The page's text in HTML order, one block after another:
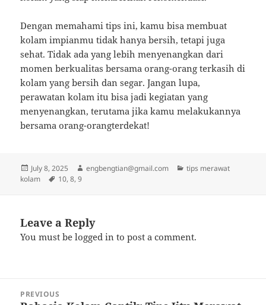
Dengan memahami tips ini, kamu bisa membuat
kolam impianmu tidak hanya bersih, tetapi juga
sehat. Tidak ada yang lebih menyenangkan dari
momen berkualitas bersama orang-orang terkasih di
kolam yang bersih dan segar. Jangan lupa,
perawatan kolam itu bisa jadi kegiatan yang
menyenangkan, terutama jika kamu melakukannya
bersama orang-orangterdekat!
Posted
on
July 8, 2025 Author
engbengtian@gmail.com Categories
tips merawat
kolam
Tags
10,8,9
Leave a Reply
You must belogged in to post a comment.
navigation
PREVIOUS